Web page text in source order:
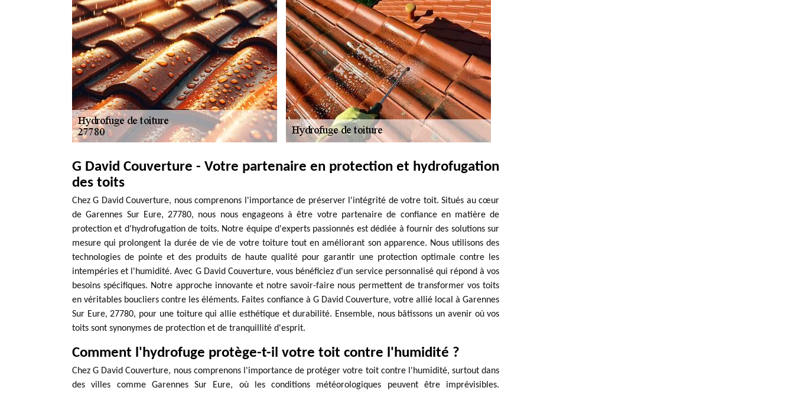
G David Couverture - Votre partenaire en protection et hydrofugation
des toits
Chez G David Couverture, nous comprenons l'importance de préserver l'intégrité de votre toit. Situés au cœur
de Garennes Sur Eure, 27780, nous nous engageons à être votre partenaire de confiance en matière de
protection et d'hydrofugation de toits. Notre équipe d'experts passionnés est dédiée à fournir des solutions sur
mesure qui prolongent la durée de vie de votre toiture tout en améliorant son apparence. Nous utilisons des
technologies de pointe et des produits de haute qualité pour garantir une protection optimale contre les
intempéries et l'humidité. Avec G David Couverture, vous bénéficiez d'un service personnalisé qui répond à vos
besoins spécifiques. Notre approche innovante et notre savoir-faire nous permettent de transformer vos toits
en véritables boucliers contre les éléments. Faites confiance à G David Couverture, votre allié local à Garennes
Sur Eure, 27780, pour une toiture qui allie esthétique et durabilité. Ensemble, nous bâtissons un avenir où vos
toits sont synonymes de protection et de tranquillité d'esprit.
Comment l'hydrofuge protège-t-il votre toit contre l'humidité ?
Chez G David Couverture, nous comprenons l'importance de protéger votre toit contre l'humidité, surtout dans
des villes comme Garennes Sur Eure, où les conditions météorologiques peuvent être imprévisibles.